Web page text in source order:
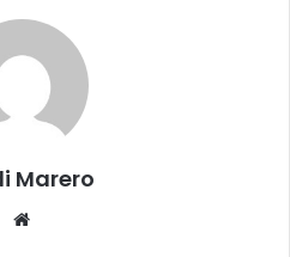
Marero